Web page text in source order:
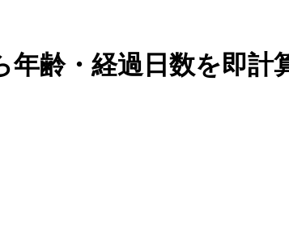
年齢・経過日数を即計